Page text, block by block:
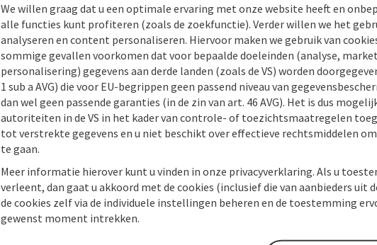
We willen graag dat u een optimale ervaring met onze website heeft en
alle functies kunt profiteren (zoals de zoekfunctie). Verder willen we het
analyseren en content personaliseren. Hiervoor maken we gebruik van
sommige gevallen voorkomen dat voor bepaalde doeleinden (analyse,
personalisering) gegevens aan derde landen (zoals de VS) worden
1 sub a AVG) die voor EU-begrippen geen passend niveau van
dan wel geen passende garanties (in de zin van art. 46 AVG). Het is dus
autoriteiten in de VS in het kader van controle- of toezichtsmaatregelen
tot verstrekte gegevens en u niet beschikt over effectieve rechtsmiddelen
te gaan.
Meer informatie hierover kunt u vinden in onze privacyverklaring. Als u
verleent, dan gaat u akkoord met de cookies (inclusief die van aanbieders uit
de cookies zelf via de individuele instellingen beheren en de toestemming
gewenst moment intrekken.